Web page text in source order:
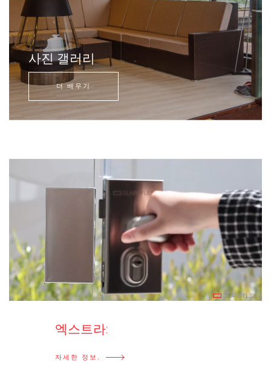
사진 갤러리
더 배우기
엑스트라:
자세한 정보.